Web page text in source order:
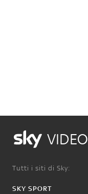
VIDEO
Tutti i siti di Sky:
SKY SPORT